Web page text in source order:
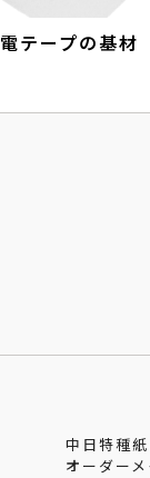
テープの基材
中日特種紙
オーダー